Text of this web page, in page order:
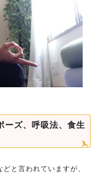
ーズ、呼吸法、食生
と言われていますが、